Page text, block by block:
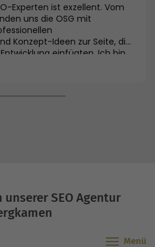
Experten ist exzellent. Vom
uns die OSG mit
Konzept-Ideen zur Seite, die
einfügten. Ich bin
für die OSG als Betreuer
unserer SEO Agentur